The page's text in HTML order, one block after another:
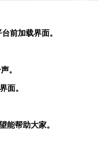
前加载界面。
。
面。
能帮助大家。